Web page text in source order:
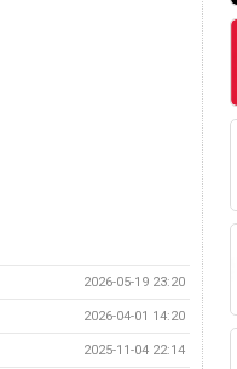
2026-05-19 23:20
2026-04-01 14:20
2025-11-04 22:14